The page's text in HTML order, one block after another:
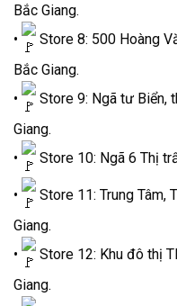
Bắc Giang.
•
Store 8: 500 Hoàng
Bắc Giang.
•
Store 9: Ngã tư Biển,
Giang.
•
Store 10: Ngã 6 Thị
•
Store 11: Trung Tâm,
Giang.
•
Store 12: Khu đô thị
Giang.